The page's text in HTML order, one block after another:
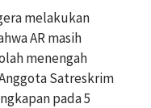
melakukan
AR masih
menengah
Satreskrim
pada 5